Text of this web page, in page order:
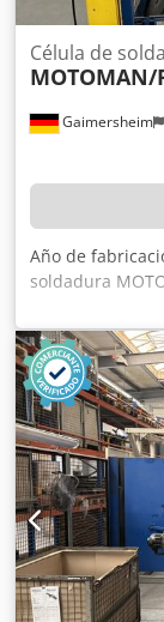
Gaimersheim
Célula de
MOTOMAN/
Año de
soldadura
S0M000-1-5,
soldadura para
cada uno con 1
armario de
de control
de soldadura
uno con 1
VBZ3, 1 grúa
de cambio, 1
rejilla, 1
sistema de
MIG/MAG,
procesos.